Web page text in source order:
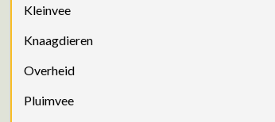
Kleinvee
Knaagdieren
Overheid
Pluimvee